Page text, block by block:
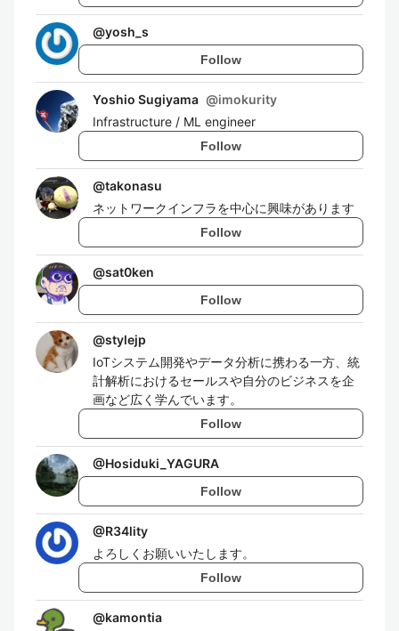
@yosh_s
Follow
Yoshio Sugiyama @imokurity
Infrastructure / ML engineer
Follow
@takonasu
ネットワークインフラを中心に興味があります
Follow
@sat0ken
Follow
@stylejp
IoTシステム開発やデータ分析に携わる一方、統
計解析におけるセールスや自分のビジネスを企
画など広く学んでいます。
Follow
@Hosiduki_YAGURA
Follow
@R34lity
よろしくお願いいたします。
Follow
@kamontia